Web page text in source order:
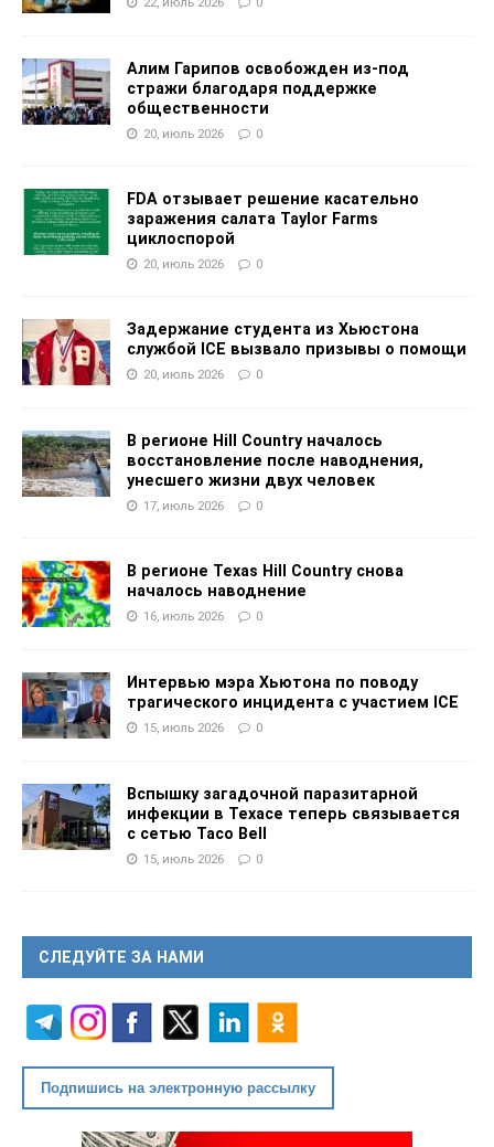
Алим Гарипов освобожден из-под
стражи благодаря поддержке
общественности
20, июль 2026 0
FDA отзывает решение касательно
заражения салата Taylor Farms
циклоспорой
20, июль 2026 0
Задержание студента из Хьюстона
службой ICE вызвало призывы о помощи
20, июль 2026 0
В регионе Hill Country началось
восстановление после наводнения,
унесшего жизни двух человек
17, июль 2026 0
В регионе Texas Hill Country снова
началось наводнение
16, июль 2026 0
Интервью мэра Хьютона по поводу
трагического инцидента с участием ICE
15, июль 2026 0
Вспышку загадочной паразитарной
инфекции в Техасе теперь связывается
с сетью Taco Bell
15, июль 2026 0
СЛЕДУЙТЕ ЗА НАМИ
Подпишись на электронную рассылку